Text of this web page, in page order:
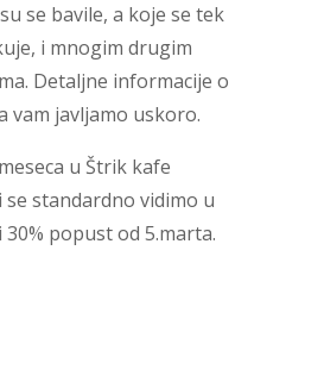
se bavile, a koje se tek
i mnogim drugim
Detaljne informacije o
vam javljamo uskoro.
u Štrik kafe
standardno vidimo u
popust od 5.marta.